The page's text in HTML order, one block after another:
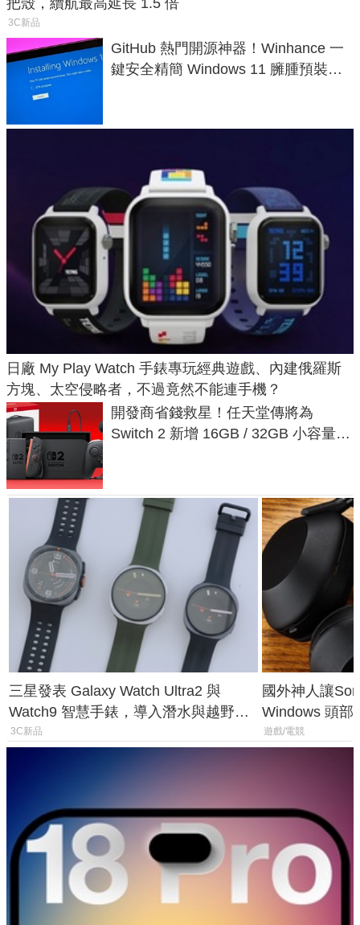
3C新品
GitHub 熱門開源神器！Winhance 一
鍵安全精簡 Windows 11 臃腫預裝軟
日廠 My Play Watch 手錶專玩經典遊戲、內建俄羅斯
方塊、太空侵略者，不過竟然不能連手機？
開發商省錢救星！任天堂傳將為
Switch 2 新增 16GB / 32GB 小容量遊
三星發表 Galaxy Watch Ultra2 與
Watch9 智慧手錶，導入潛水與越野跑
導航功能
3C新品
國外神人讓
Windows 頭部
飛行超有感
遊戲/電競